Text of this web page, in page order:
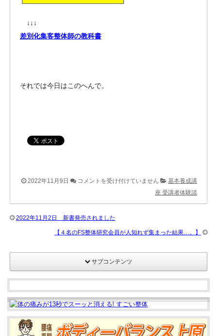
↓↓↓
差別化集客整体師の教科書
それでは今日はこのへんで。
2022年11月9日
「感
を
磨
は
コメントを受け付けていません
基本養成講
座 受講者体験談
2022年11月2日 新書発売されました
【４名のFS整体研究会員が人知れず集まった結果…。】
サブコンテンツ